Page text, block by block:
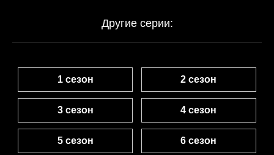
Другие серии:
1 сезон 2 сезон
3 сезон 4 сезон
5 сезон 6 сезон